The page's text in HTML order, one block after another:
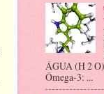
ÁGUA (H 2
Ômega-3: ...